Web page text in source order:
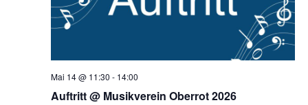
Auftritt @ Musikverein Oberrot 2026
Mai 14 @ 11:30 - 14:00